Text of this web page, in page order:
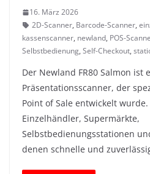
16. März 2026
2D-Scanner, Barcode-Scanner,
kassenscanner, newland, POS-
Selbstbedienung, Self-Checkout,
Der Newland FR80 Salmon ist
Präsentationsscanner, der
Point of Sale entwickelt
Einzelhändler, Supermärkte,
Selbstbedienungsstationen
denen schnelle und